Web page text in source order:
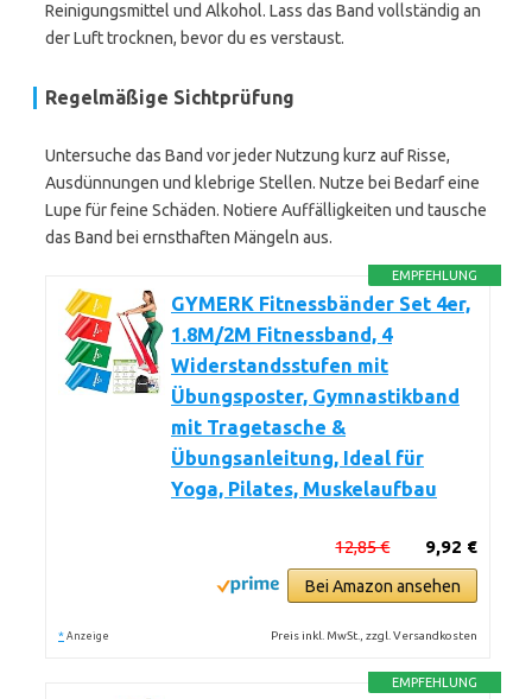
Reinigungsmittel und Alkohol. Lass das Band vollständig an
der Luft trocknen, bevor du es verstaust.
Regelmäßige Sichtprüfung
Untersuche das Band vor jeder Nutzung kurz auf Risse,
Ausdünnungen und klebrige Stellen. Nutze bei Bedarf eine
Lupe für feine Schäden. Notiere Auffälligkeiten und tausche
das Band bei ernsthaften Mängeln aus.
EMPFEHLUNG
GYMERK Fitnessbänder Set 4er,
1.8M/2M Fitnessband, 4
Widerstandsstufen mit
Übungsposter, Gymnastikband
mit Tragetasche &
Übungsanleitung, Ideal für
Yoga, Pilates, Muskelaufbau
9,92 €
12,85 €
Bei Amazon ansehen
* Anzeige Preis inkl. MwSt., zzgl. Versandkosten
EMPFEHLUNG